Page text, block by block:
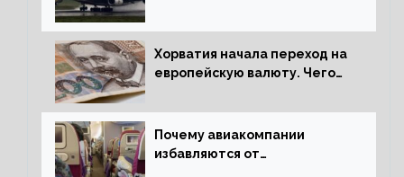
Хорватия начала переход на
европейскую валюту. Чего
Почему авиакомпании
избавляются от